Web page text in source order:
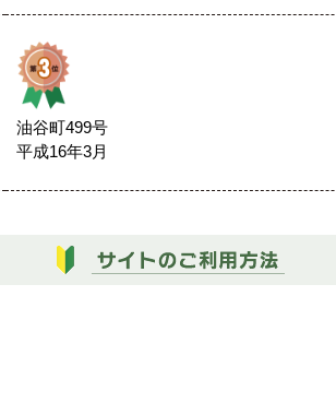
油谷町499号
平成16年3月